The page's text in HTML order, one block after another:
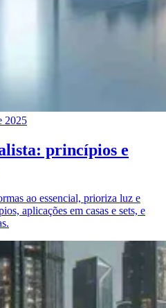
2025
princípios e
ao essencial, prioriza luz e
aplicações em casas e sets, e